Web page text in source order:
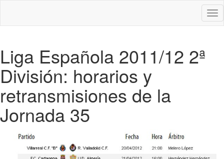
Liga Española 2011/12 2ª
División: horarios y
retransmisiones de la
Jornada 35